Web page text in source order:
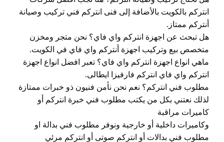
انتركم بالكويت بالأضافة إلى فنى انتركم فني تركيب وصيانة
أنتركم ممتاز.
هل تبحث عن اجهزة انتركم واي فاي؟ نحن متجر ومخزن
متخصص بيع وتركيب اجهزة أنتركم واي فاي في الكويت.
ماهي انواع اجهزة انتركم واي فاي؟ تعبر افضل انواع اجهزة
انتركم واي فاي انتركم فارفيزا ايطالى.
مطلوب فني انتركم؟ نعم نحن نأمن فنيون ذو خبرات ممتازة
لذلك نعتني بكل من يكتب مطلوب فني خبرة انتركم أو
كاميرات مراقبة
وكاميرات داخلية أو خارجية ونوفر مطلوب فني بدالة او
مطلوب فني بدالات أو انتركم صوتى أو انتركم مرئي